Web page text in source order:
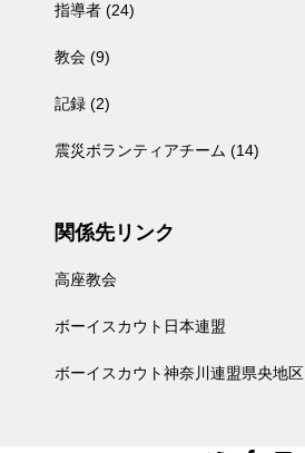
指導者 (24)
教会 (9)
記録 (2)
震災ボランティアチーム (14)
関係先リンク
高座教会
ボーイスカウト日本連盟
ボーイスカウト神奈川連盟県央地区